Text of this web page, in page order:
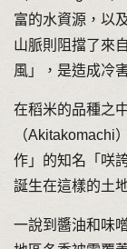
富的水資源，以
山脈則阻擋了來
風」，是造成冷
在稻米的品種之
（Akitakomachi
作」的知名「咲
誕生在這樣的土
一說到醬油和味